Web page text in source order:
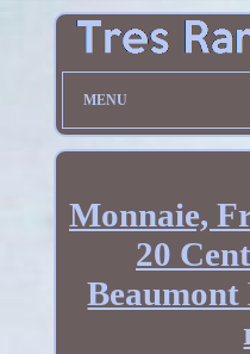
MENU
Monnaie,
20
Beaumont